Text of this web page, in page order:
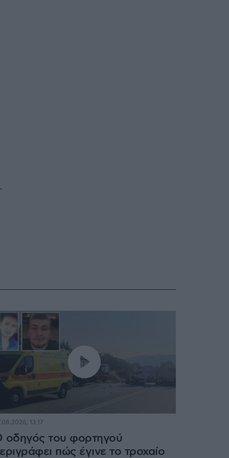
οδηγός του φορτηγού
πώς έγινε το τροχαίο
13:17